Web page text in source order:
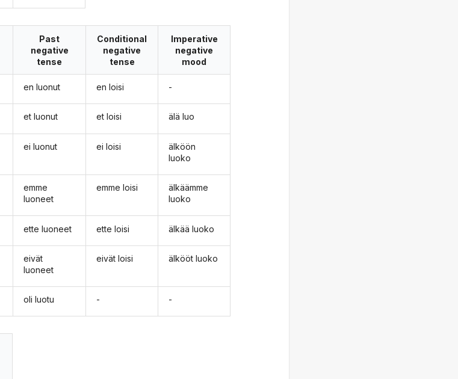
Past
negative
tense
en luonut
et luonut
ei luonut
emme
luoneet
ette luoneet
eivät
luoneet
oli luotu
Conditional
negative
tense
en loisi
et loisi
ei loisi
emme loisi
ette loisi
eivät loisi
-
Imperative
negative
mood
-
älä luo
älköön
luoko
älkäämme
luoko
älkää luoko
älkööt luoko
-